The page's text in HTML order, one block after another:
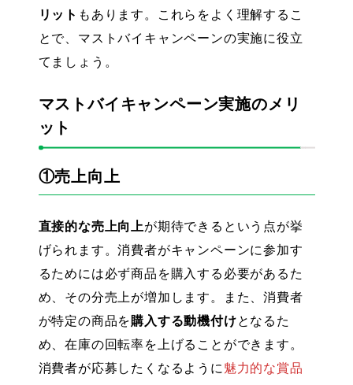
リット もあります。これらをよく理解するこ
とで、マストバイキャンペーンの実施に役立
てましょう。
マストバイキャンペーン実施のメリ
ット
①売上向上
直接的な売上向上が期待できるという点が挙
げられます。消費者がキャンペーンに参加す
るためには必ず商品を購入する必要があるた
め、その分売上が増加します。また、消費者
が特定の商品を購入する動機付けとなるた
め、在庫の回転率を上げることができます。
消費者が応募したくなるように魅力的な賞品